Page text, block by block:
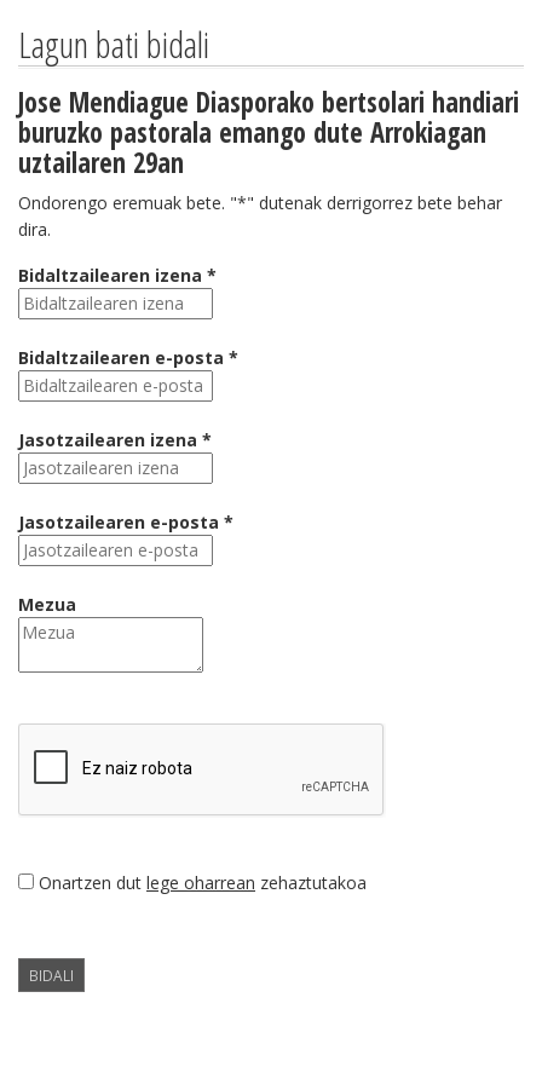
Lagun bati bidali
Jose Mendiague Diasporako bertsolari handiari
buruzko pastorala emango dute Arrokiagan
uztailaren 29an
Ondorengo eremuak bete. "*" dutenak derrigorrez bete behar
dira.
Bidaltzailearen izena *
Bidaltzailearen e-posta *
Jasotzailearen izena *
Jasotzailearen e-posta *
Mezua
Onartzen dut lege oharrean zehaztutakoa
BIDALI